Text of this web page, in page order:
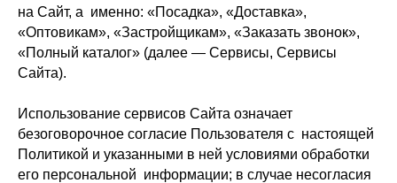
на Сайт, а именно: «Посадка», «Доставка»,
«Оптовикам», «Застройщикам», «Заказать звонок»,
«Полный каталог» (далее — Сервисы, Сервисы
Сайта).
Использование сервисов Сайта означает
безоговорочное согласие Пользователя с настоящей
Политикой и указанными в ней условиями обработки
его персональной информации; в случае несогласия